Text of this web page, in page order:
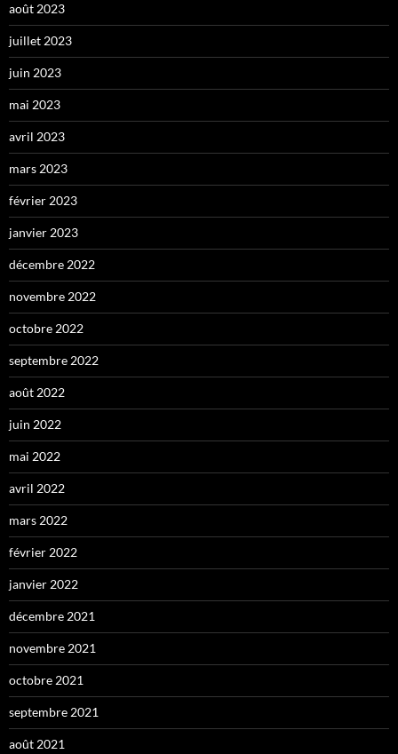
août 2023
juillet 2023
juin 2023
mai 2023
avril 2023
mars 2023
février 2023
janvier 2023
décembre 2022
novembre 2022
octobre 2022
septembre 2022
août 2022
juin 2022
mai 2022
avril 2022
mars 2022
février 2022
janvier 2022
décembre 2021
novembre 2021
octobre 2021
septembre 2021
août 2021